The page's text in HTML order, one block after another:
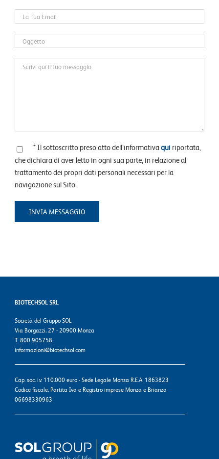
* Il sottoscritto preso atto dell’informativaqui riportata,
che dichiara di aver letto in ogni sua parte, in relazione al
trattamento dei propri dati personali necessari per la
navigazione sul Sito.
BIOTECHSOL SRL
Società del Gruppo SOL
Via Borgazzi, 27 - 20900 Monza
T. 800 905758
informazioni@biotechsol.com
Cap. soc. i.v. 110.000 euro - Sede Legale Monza R.E.A. 1863823
Codice fiscale, Partita Iva e Registro imprese Monza e Brianza
06698330963